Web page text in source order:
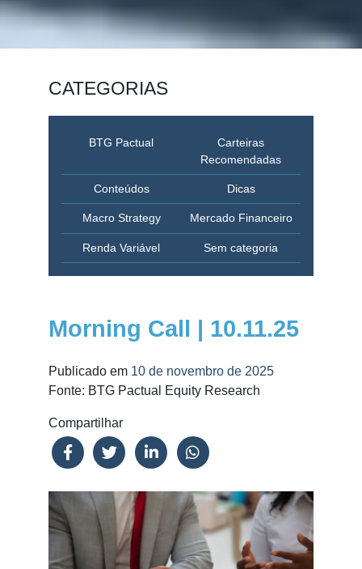
CATEGORIAS
BTG Pactual
Carteiras
Recomendadas
Conteúdos Dicas
Macro Strategy Mercado Financeiro
Renda Variável Sem categoria
Morning Call | 10.11.25
Publicado em 10 de novembro de 2025
Fonte: BTG Pactual Equity Research
Compartilhar